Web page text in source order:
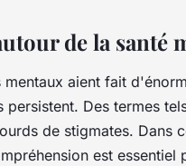
de la santé
aient fait
Des termes
de stigmates. Dans
est essentiel